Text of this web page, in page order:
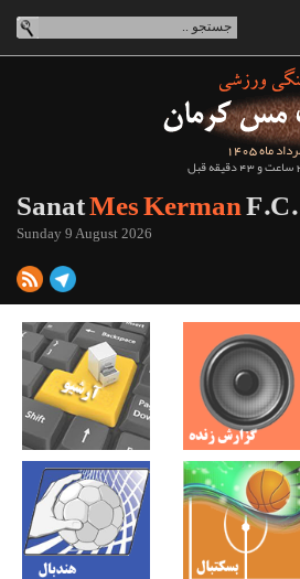
SanatMes KermanF.C.
Sunday 9 August 2026